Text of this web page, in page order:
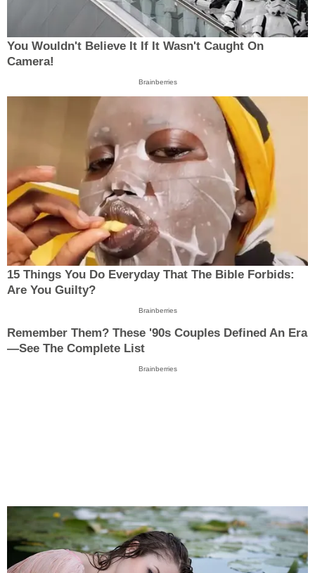
You Wouldn't Believe It If It Wasn't Caught On
Camera!
Brainberries
15 Things You Do Everyday That The Bible Forbids:
Are You Guilty?
Brainberries
Remember Them? These '90s Couples Defined An Era
—See The Complete List
Brainberries